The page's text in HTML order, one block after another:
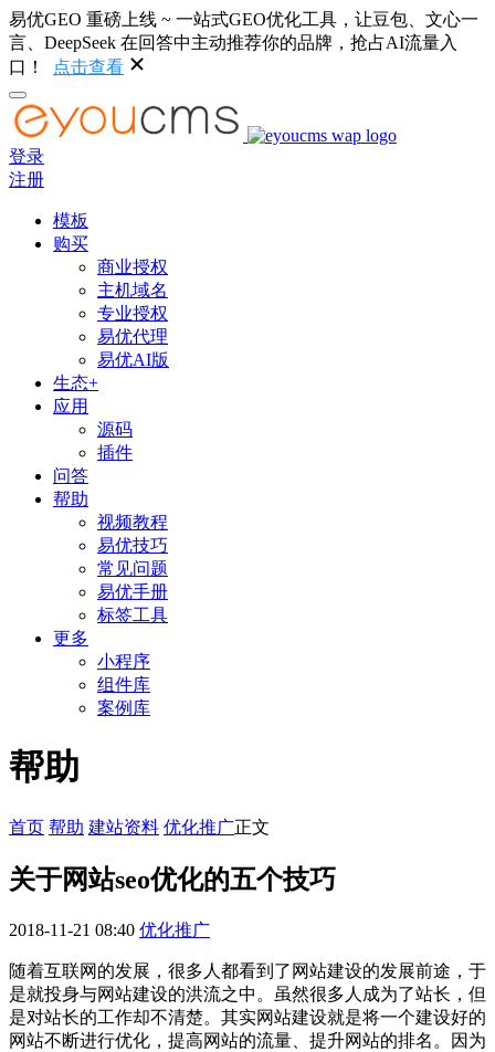
易优GEO 重磅上线 ~ 一站式GEO优化工具，让豆包、文心一
言、DeepSeek 在回答中主动推荐你的品牌，抢占AI流量入
口！
点击查看
登录
注册
模板
购买
商业授权
主机域名
专业授权
易优代理
易优AI版
生态+
应用
源码
插件
问答
帮助
视频教程
易优技巧
常见问题
易优手册
标签工具
更多
小程序
组件库
案例库
帮助
首页 帮助 建站资料 优化推广正文
关于网站seo优化的五个技巧
2018-11-21 08:40 优化推广
随着互联网的发展，很多人都看到了网站建设的发展前途，于
是就投身与网站建设的洪流之中。虽然很多人成为了站长，但
是对站长的工作却不清楚。其实网站建设就是将一个建设好的
网站不断进行优化，提高网站的流量、提升网站的排名。因为